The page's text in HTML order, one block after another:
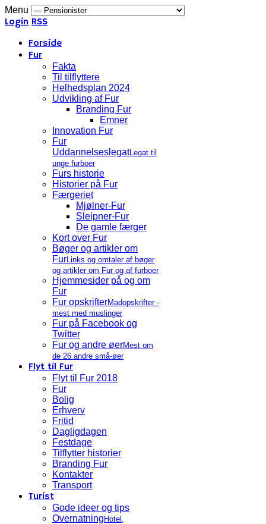
Menu
Login RSS
Forside
Fur
Fakta
Til tilflyttere
Helhedsplan 2024
Udvikling af Fur
Branding Fur
Emner
Innovation Fur
Fur
UddannelseslegatLegat til
unge furboer
Furs historie
Historier på Fur
Færgeriet
Mjølner-Fur
Sleipner-Fur
De gamle færger
Kort over Fur
Bøger og artikler om
FurLinks og omtaler af bøger
og artikler om Fur og af furboer
Hjemmesider på og om
Fur
Fur opskrifterMadopskrifter -
mest med muslinger
Fur på Facebook og
Twitter
Fur og andre øerMest om
de 26 andre små-øer
Flyt til Fur
Flyt til Fur 2018
Fur
Bolig
Erhverv
Fritid
Dagligdagen
Festdage
Tilflytter historier
Branding Fur
Kontakter
Transport
Turist
Gode ideer og tips
Overnatning Hotel,